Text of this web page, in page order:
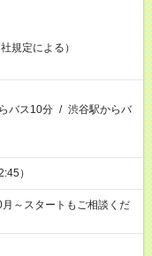
規定による）
バス10分 / 渋谷駅からバ
）
～スタートもご相談くだ